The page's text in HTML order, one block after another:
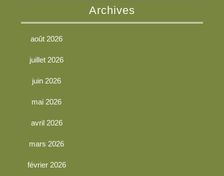
Archives
août 2026
juillet 2026
juin 2026
mai 2026
avril 2026
mars 2026
février 2026